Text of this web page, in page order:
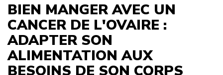
BIEN MANGER AVEC UN
CANCER DE L'OVAIRE :
ADAPTER SON
ALIMENTATION AUX
BESOINS DE SON CORPS